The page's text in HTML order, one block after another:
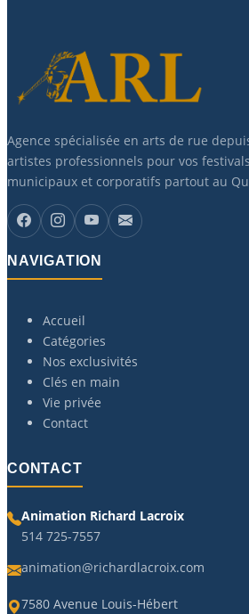
Agence spécialisée en arts de rue
artistes professionnels pour vos
municipaux et corporatifs partout au
NAVIGATION
Accueil
Catégories
Nos exclusivités
Clés en main
Vie privée
Contact
CONTACT
Animation Richard Lacroix
514 725-7557
animation@richardlacroix.com
7580 Avenue Louis-Hébert